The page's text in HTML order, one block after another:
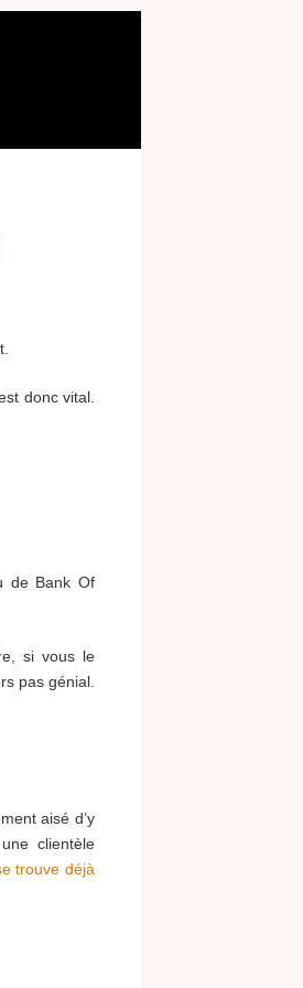
donc vital.
de Bank Of
si vous le
pas génial.
aisé d’y
clientèle
trouve déjà